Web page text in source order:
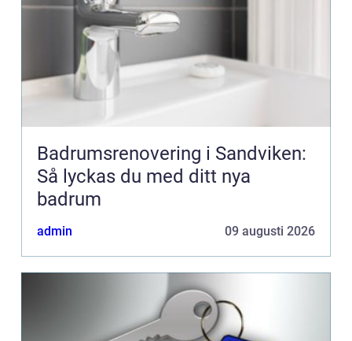
Badrumsrenovering i Sandviken:
Så lyckas du med ditt nya
badrum
admin 09 augusti 2026